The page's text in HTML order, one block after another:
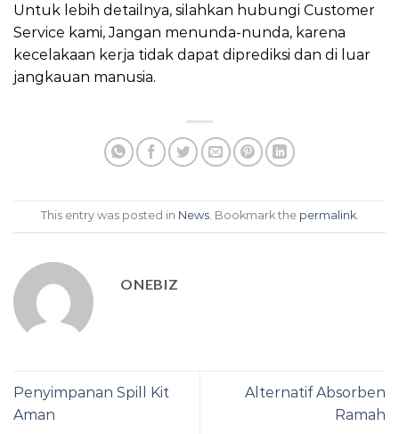
Untuk lebih detailnya, silahkan hubungi Customer
Service kami, Jangan menunda-nunda, karena
kecelakaan kerja tidak dapat diprediksi dan di luar
jangkauan manusia.
This entry was posted in News. Bookmark the permalink.
ONEBIZ
Penyimpanan Spill Kit
Aman
Alternatif Absorben
Ramah